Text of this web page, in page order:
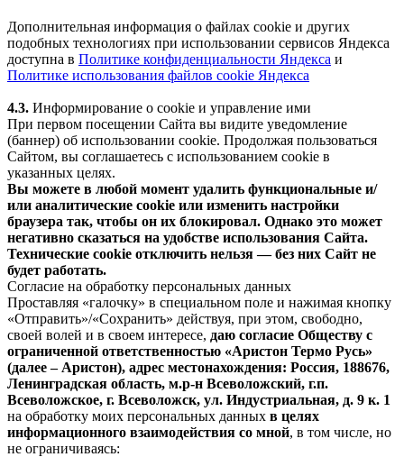
Дополнительная информация о файлах cookie и других
подобных технологиях при использовании сервисов Яндекса
доступна в Политике конфиденциальности Яндекса и
Политике использования файлов cookie Яндекса
4.3. Информирование о cookie и управление ими
При первом посещении Сайта вы видите уведомление
(баннер) об использовании cookie. Продолжая пользоваться
Сайтом, вы соглашаетесь с использованием cookie в
указанных целях.
Вы можете в любой момент удалить функциональные и/
или аналитические cookie или изменить настройки
браузера так, чтобы он их блокировал. Однако это может
негативно сказаться на удобстве использования Сайта.
Технические cookie отключить нельзя — без них Сайт не
будет работать.
Согласие на обработку персональных данных
Проставляя «галочку» в специальном поле и нажимая кнопку
«Отправить»/«Сохранить» действуя, при этом, свободно,
своей волей и в своем интересе, даю согласие Обществу с
ограниченной ответственностью «Аристон Термо Русь»
(далее – Аристон), адрес местонахождения: Россия, 188676,
Ленинградская область, м.р-н Всеволожский, г.п.
Всеволожское, г. Всеволожск, ул. Индустриальная, д. 9 к. 1
на обработку моих персональных данных в целях
информационного взаимодействия со мной, в том числе, но
не ограничиваясь: